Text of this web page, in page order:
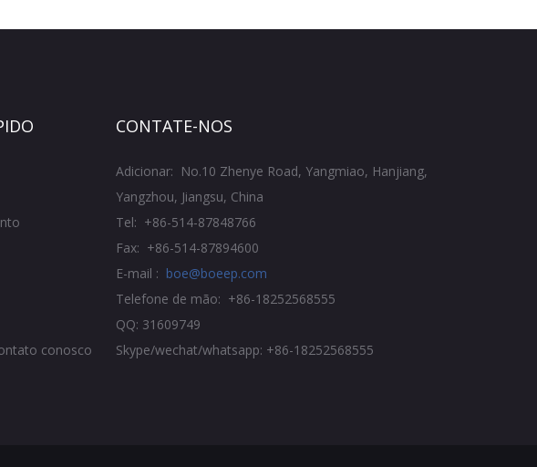
conosco
CONTATE-NOS
Adicionar: No.10 Zhenye Road, Yangmiao, Hanjiang,
Yangzhou, Jiangsu, China
Tel: +86-514-87848766
Fax: +86-514-87894600
E-mail : boe@boeep.com
Telefone de mão: +86-18252568555
QQ: 31609749
Skype/wechat/whatsapp: +86-18252568555